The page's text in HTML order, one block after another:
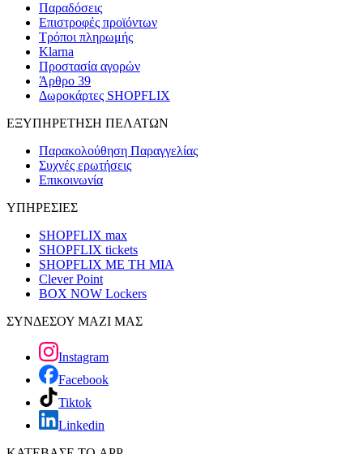
Παραδόσεις
Επιστροφές προϊόντων
Τρόποι πληρωμής
Klarna
Προστασία αγορών
Άρθρο 39
Δωροκάρτες SHOPFLIX
ΕΞΥΠΗΡΕΤΗΣΗ ΠΕΛΑΤΩΝ
Παρακολούθηση Παραγγελίας
Συχνές ερωτήσεις
Επικοινωνία
ΥΠΗΡΕΣΙΕΣ
SHOPFLIX max
SHOPFLIX tickets
SHOPFLIX ΜΕ ΤΗ ΜΙΑ
Clever Point
BOX NOW Lockers
ΣΥΝΔΕΣΟΥ ΜΑΖΙ ΜΑΣ
Instagram
Facebook
Tiktok
Linkedin